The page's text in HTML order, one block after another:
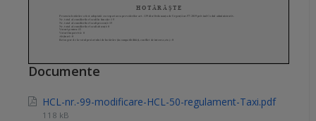
Documente
HCL-nr.-99-modificare-HCL-50-regulament-Taxi.pdf
118 kB